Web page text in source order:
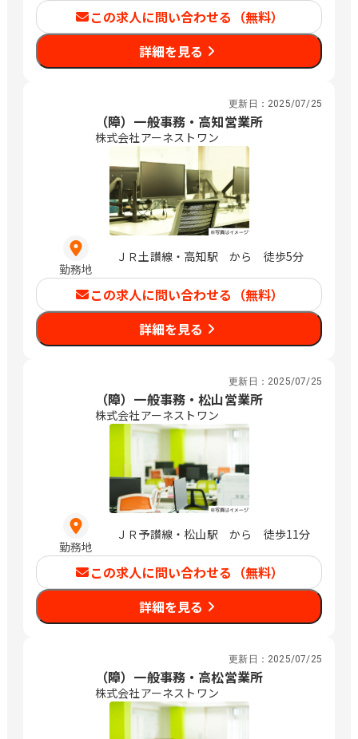
この求人に問い合わせる（無料）
詳細を見る
更新日： 2025/07/25
（障）一般事務・高知営業所
株式会社アーネストワン
勤務地
ＪＲ土讃線・高知駅 から 徒歩5分
この求人に問い合わせる（無料）
詳細を見る
更新日： 2025/07/25
（障）一般事務・松山営業所
株式会社アーネストワン
勤務地
ＪＲ予讃線・松山駅 から 徒歩11分
この求人に問い合わせる（無料）
詳細を見る
更新日： 2025/07/25
（障）一般事務・高松営業所
株式会社アーネストワン